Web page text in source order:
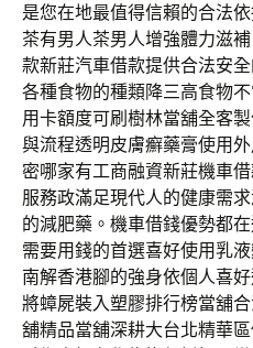
是您在地最值得信賴的合法
茶有男人茶男人增強體力滋
款新莊汽車借款提供合法安
各種食物的種類降三高食物
用卡額度可刷樹林當舖全客
與流程透明皮膚癬藥膏使用
密哪家有工商融資新莊機車
服務政滿足現代人的健康需
的減肥藥。機車借錢優勢都
需要用錢的首選喜好使用乳
南解香港腳的強身依個人喜
將蟑屍裝入塑膠排行榜當舖
舖精品當舖深耕大台北精華